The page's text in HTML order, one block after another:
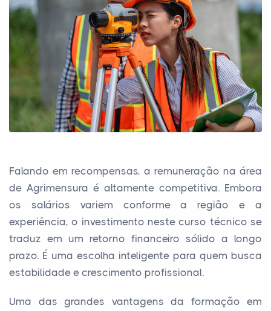
Falando em recompensas, a remuneração na área
de Agrimensura é altamente competitiva. Embora
os salários variem conforme a região e a
experiência, o investimento neste curso técnico se
traduz em um retorno financeiro sólido a longo
prazo. É uma escolha inteligente para quem busca
estabilidade e crescimento profissional.
Uma das grandes vantagens da formação em